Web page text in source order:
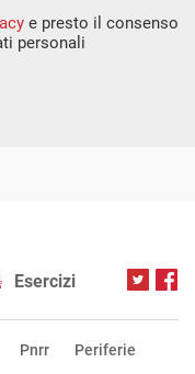
e presto il consenso
personali
Esercizi
Pnrr Periferie